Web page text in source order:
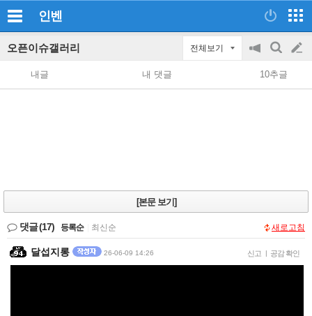
인벤
오픈이슈갤러리 전체보기
공
지
on/off
검
색
글
쓰
내글 내 댓글 10추글
[본문 보기]
댓글(17) 등록순 최신순 새로고침
달섭지롱 26-06-09 14:26 신고 | 공감 확인